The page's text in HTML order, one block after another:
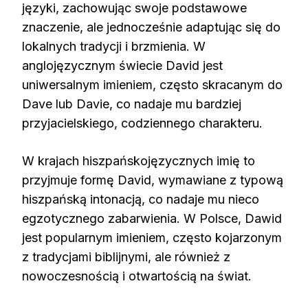
języki, zachowując swoje podstawowe
znaczenie, ale jednocześnie adaptując się do
lokalnych tradycji i brzmienia. W
anglojęzycznym świecie David jest
uniwersalnym imieniem, często skracanym do
Dave lub Davie, co nadaje mu bardziej
przyjacielskiego, codziennego charakteru.
W krajach hiszpańskojęzycznych imię to
przyjmuje formę David, wymawiane z typową
hiszpańską intonacją, co nadaje mu nieco
egzotycznego zabarwienia. W Polsce, Dawid
jest popularnym imieniem, często kojarzonym
z tradycjami biblijnymi, ale również z
nowoczesnością i otwartością na świat.